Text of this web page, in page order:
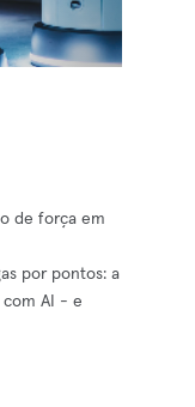
de força em
por pontos: a
com AI - e